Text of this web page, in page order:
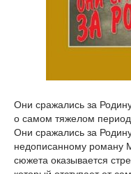
Они сражались за
о самом тяжелом
Они сражались за
недописанному роману
сюжета оказывается